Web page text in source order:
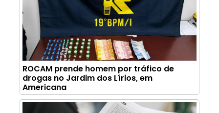
ROCAM prende homem por tráfico de
drogas no Jardim dos Lírios, em
Americana